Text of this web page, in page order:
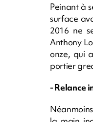
Peinant à
surface
2016 ne
Anthony
onze, qui
portier
- Relance